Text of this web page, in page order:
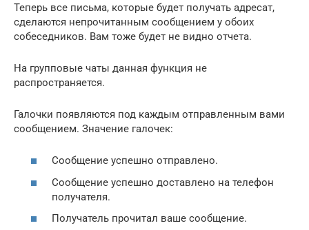
Теперь все письма, которые будет получать адресат,
сделаются непрочитанным сообщением у обоих
собеседников. Вам тоже будет не видно отчета.
На групповые чаты данная функция не
распространяется.
Галочки появляются под каждым отправленным вами
сообщением. Значение галочек:
Сообщение успешно отправлено.
Сообщение успешно доставлено на телефон
получателя.
Получатель прочитал ваше сообщение.